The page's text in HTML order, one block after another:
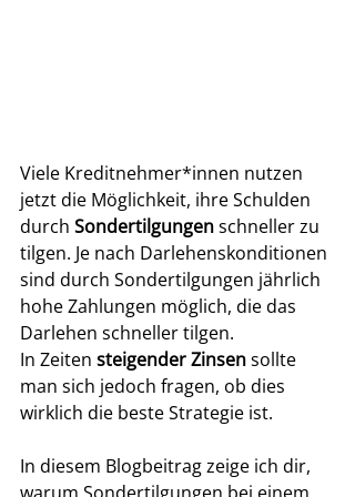
Viele Kreditnehmer*innen nutzen
jetzt die Möglichkeit, ihre Schulden
durch Sondertilgungen schneller zu
tilgen. Je nach Darlehenskonditionen
sind durch Sondertilgungen jährlich
hohe Zahlungen möglich, die das
Darlehen schneller tilgen.
In Zeiten steigender Zinsen sollte
man sich jedoch fragen, ob dies
wirklich die beste Strategie ist.
In diesem Blogbeitrag zeige ich dir,